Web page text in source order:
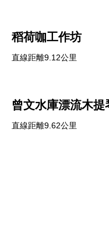
稻荷咖工作坊
直線距離9.12公里
曾文水庫漂流木提
直線距離9.62公里